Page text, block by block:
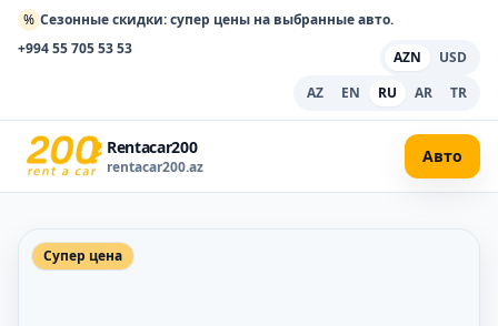
% Сезонные скидки: супер цены на выбранные авто.
+994 55 705 53 53
AZN
USD
AZ
EN RU AR TR
Rentacar200
rentacar200.az
Авто
Супер цена